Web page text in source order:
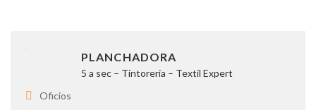
PLANCHADORA
5 a sec – Tintoreria – Textil Expert
Oficios